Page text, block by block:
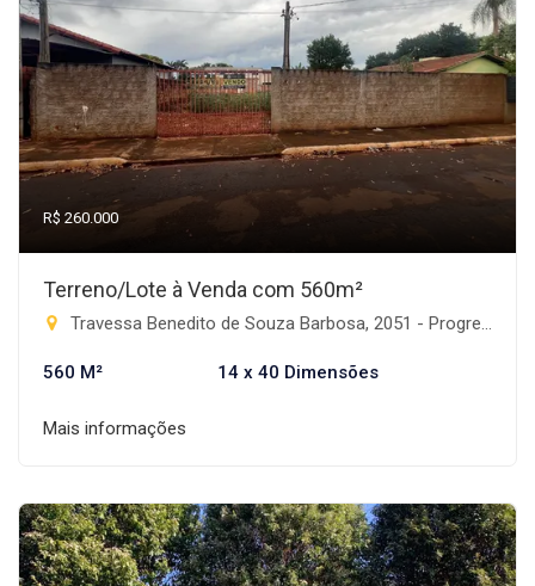
R$ 260.000
Terreno/Lote à Venda com 560m²
Travessa Benedito de Souza Barbosa, 2051 - Progresso, Rio Brilhante-MS
560 M² 14 x 40 Dimensões
Mais informações